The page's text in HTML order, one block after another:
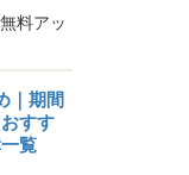
料アッ
｜期間
すす
覧